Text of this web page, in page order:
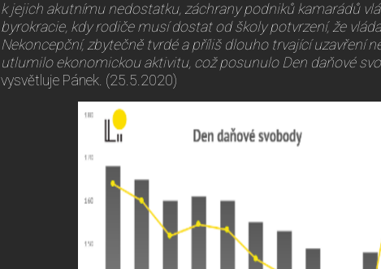
k jejich akutnímu nedostatku, záchrany podniků kamarádů
byrokracie, kdy rodiče musí dostat od školy potvrzení, že
Nekoncepční, zbytečně tvrdé a příliš dlouho trvající uzavření
utlumilo ekonomickou aktivitu, což posunulo Den daňové
vysvětluje Pánek. (25.5.2020)